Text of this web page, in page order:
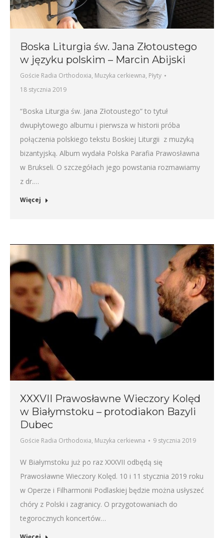
Boska Liturgia św. Jana Złotoustego
w języku polskim – Marcin Abijski
Goście Radia Orthodoxia, Muzyka cerkiewna, Płyty
18 stycznia 2019
“Boska Liturgia św. Jana Złotoustego” to tytuł
dwupłytowego albumu i pierwsza w historii próba
połączenia polskiego tekstu Boskiej Liturgii z muzyką
bizantyjską. Album wydała Polska Parafia Prawosławna
w Brukseli. O szczegółach jego powstania rozmawiamy
z dr.…
Więcej
XXXVII Prawosławne Wieczory Kolęd
w Białymstoku – protodiakon Bazyli
Dubec
Goście Radia Orthodoxia, Muzyka cerkiewna 9 stycznia 2019
W Białymstoku już po raz XXXVII odbędą się
Prawosławne Wieczory Kolęd. 10 i 11 stycznia 2019 roku
w Operze i Filharmonii Podlaskiej będzie można usłyszeć
chóry z Polski i zagranicy. O przygotowaniach do
tegorocznych koncertów…